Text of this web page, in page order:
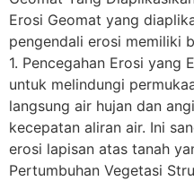
Erosi Geomat yang
pengendali erosi memiliki
1. Pencegahan Erosi yang
untuk melindungi
langsung air hujan dan
kecepatan aliran air. Ini
erosi lapisan atas tanah
Pertumbuhan Vegetasi